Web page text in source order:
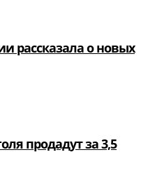
рассказала о новых
продадут за 3,5